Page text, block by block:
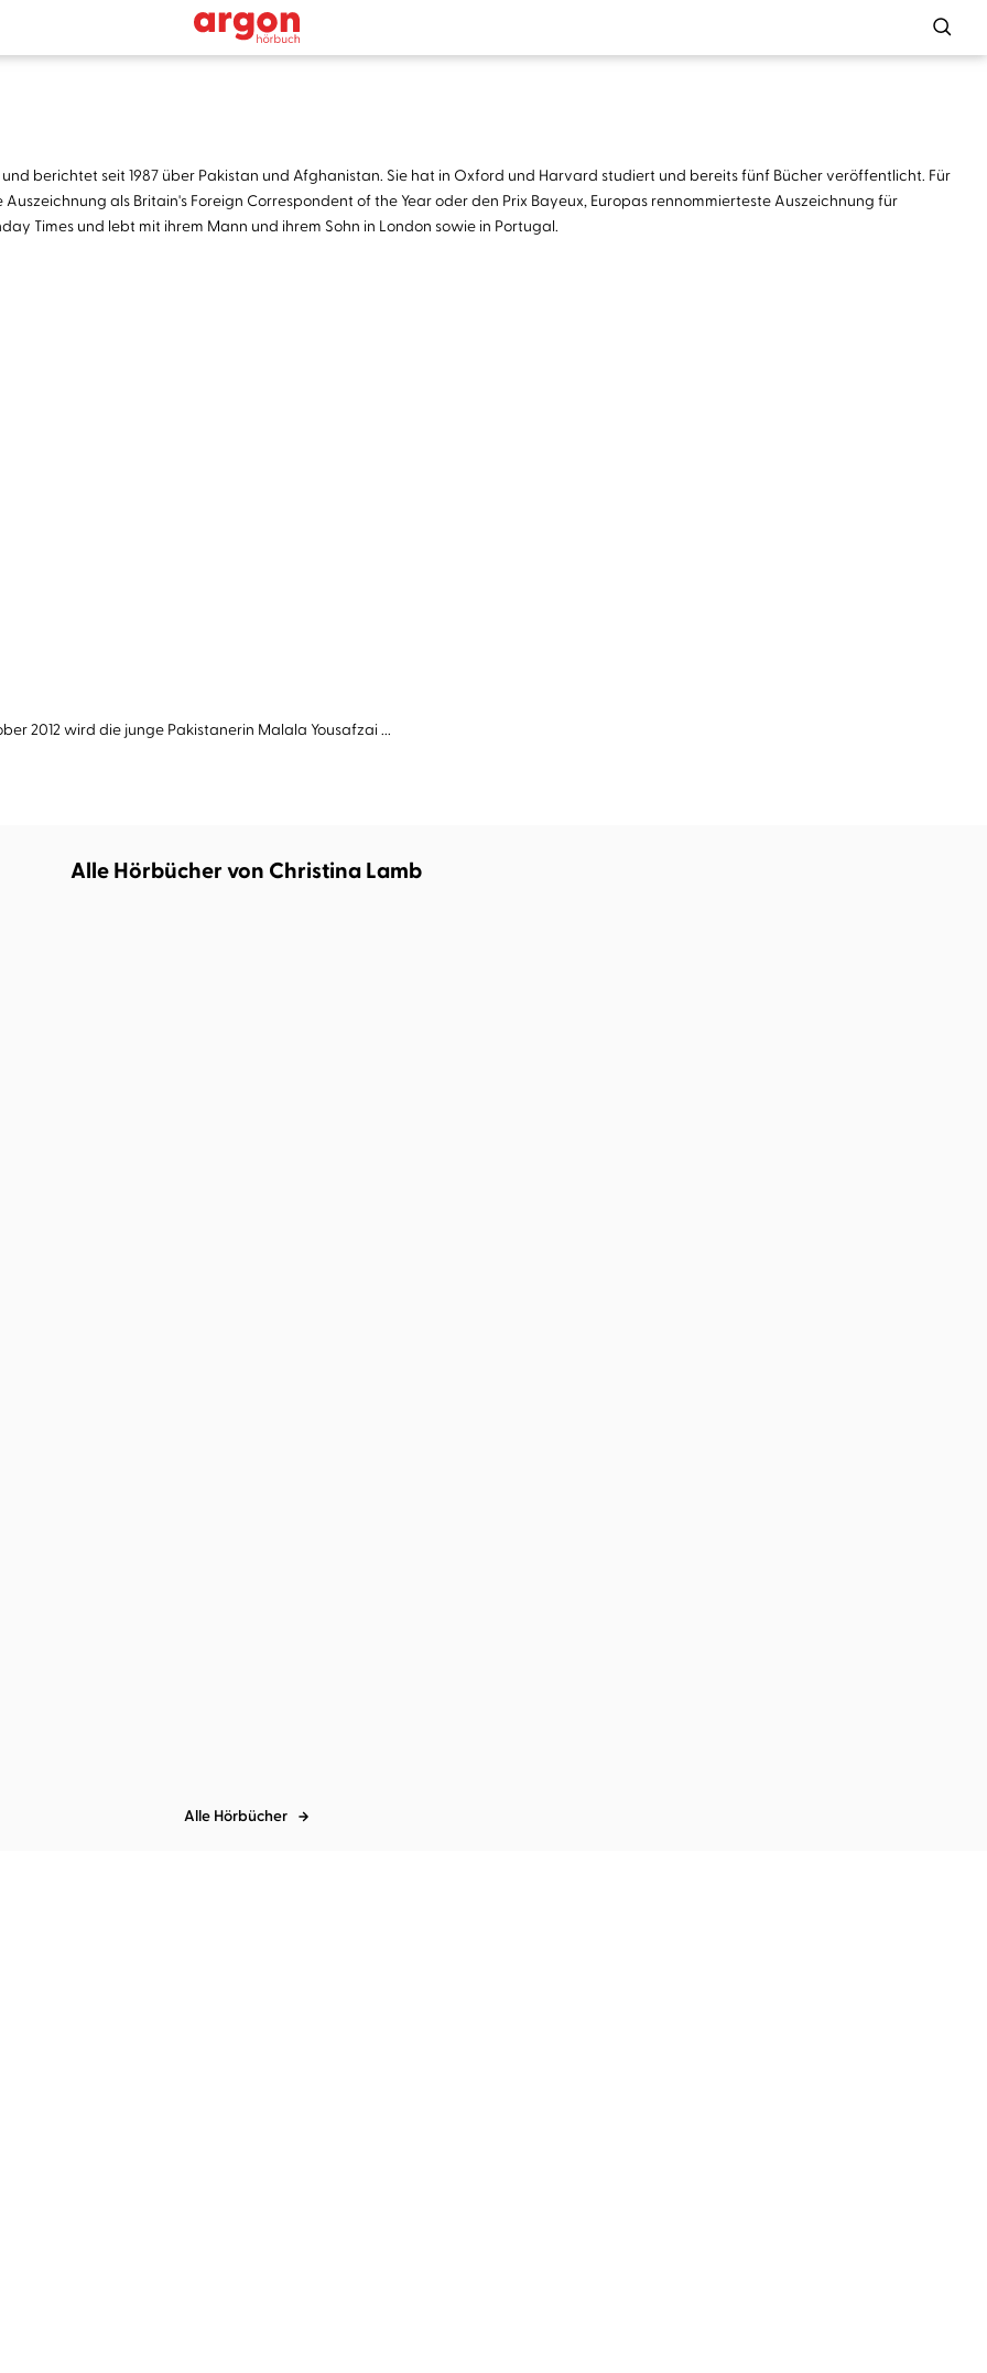
berichtet seit 1987 über Pakistan und Afghanistan. Sie hat in Oxford und Harvard studiert und bereits fünf Bücher veröffentlicht. Für
als Britain's Foreign Correspondent of the Year oder den Prix Bayeux, Europas rennommierteste Auszeichnung für
Times und lebt mit ihrem Mann und ihrem Sohn in London sowie in Portugal.
2012 wird die junge Pakistanerin Malala Yousafzai ...
Alle Hörbücher von Christina Lamb
Alle Hörbücher